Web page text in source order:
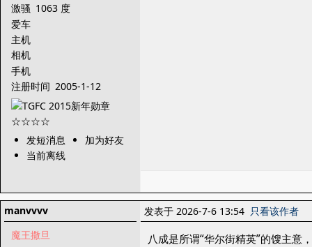
激骚 1063 度
爱车
主机
相机
手机
注册时间 2005-1-12
发短消息
加为好友
当前离线
manvvvv
魔王撒旦
发表于 2026-7-6 13:54 只看该作者
八成是所谓“华尔街精英”的馊主意